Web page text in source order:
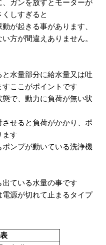
ガンを放すとモーターが
しすぎると
起きる事があります、
方が間違えありません。
水量部分に給水量又は吐
ここがポイントです
で、動力に負荷が無い状
と負荷がかかり、ポ
ます
が動いている洗浄機
ている水量の事です
切れて止まるタイプ